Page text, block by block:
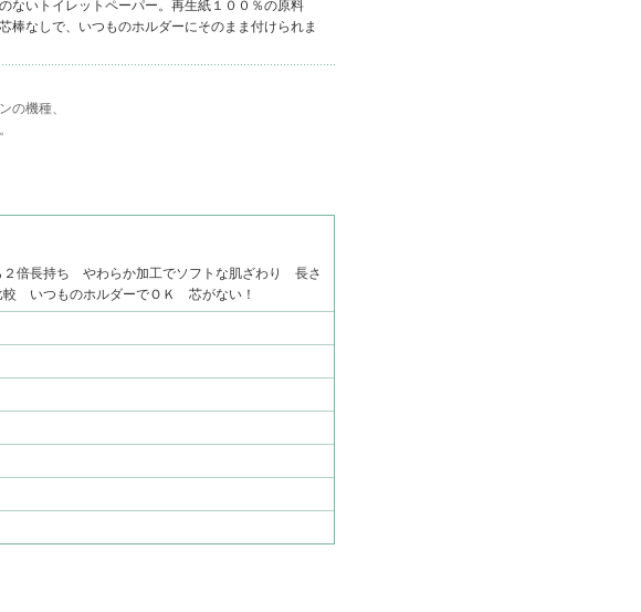
ないトイレットペーパー。再生紙１００％の原料
棒なしで、いつものホルダーにそのまま付けられま
の機種、
倍長持ち やわらか加工でソフトな肌ざわり 長さ
いつものホルダーでＯＫ 芯がない！